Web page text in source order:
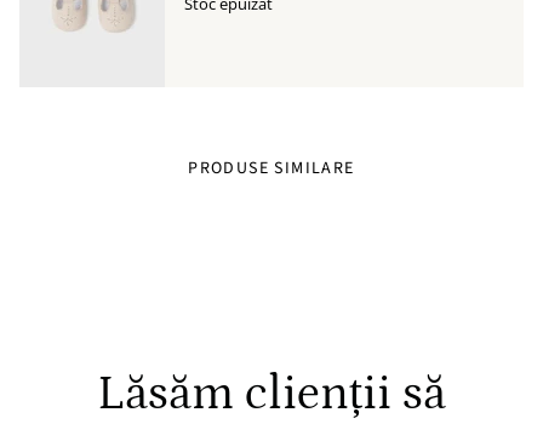
permite o imbracare usoara si rapida.
PRODUSE SIMILARE
Lăsăm clienții să